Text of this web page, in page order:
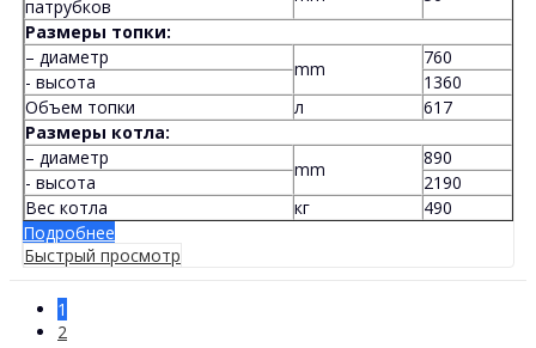
патрубков
Размеры топки:
– диаметр
mm
760
- высота
1360
Объем топки
л
617
Размеры котла:
– диаметр
mm
890
- высота
2190
Вес котла
кг
490
Подробнее
Быстрый просмотр
1
2